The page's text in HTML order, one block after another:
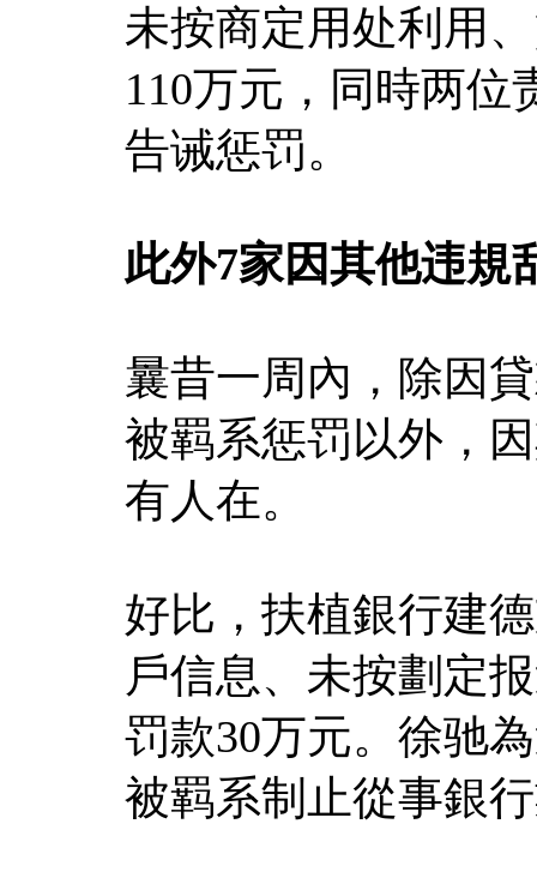
未按商定用处利用
110万元，同時两位
告诫惩罚。
此外7家因其他违規
曩昔一周內，除因
被羁系惩罚以外，
有人在。
好比，扶植銀行建
戶信息、未按劃定
罚款30万元。徐驰
被羁系制止從事銀